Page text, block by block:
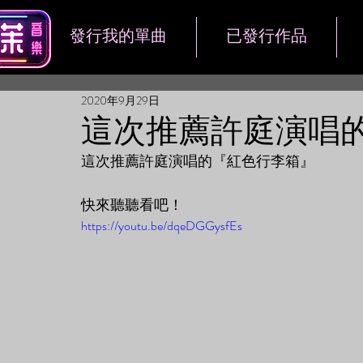
發行我的單曲 已發行作品
這次推薦許庭演唱
2020年9月29日
這次推薦許庭演唱的『紅色行李箱』
快來聽聽看吧！
https://youtu.be/dqeDGGysfEs